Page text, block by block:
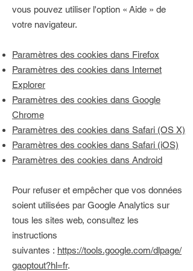
vous pouvez utiliser l'option « Aide » de
votre navigateur.
Paramètres des cookies dans Firefox
Paramètres des cookies dans Internet
Explorer
Paramètres des cookies dans Google
Chrome
Paramètres des cookies dans Safari (OS X)
Paramètres des cookies dans Safari (iOS)
Paramètres des cookies dans Android
Pour refuser et empêcher que vos données
soient utilisées par Google Analytics sur
tous les sites web, consultez les
instructions
suivantes : https://tools.google.com/dlpage/
gaoptout?hl=fr.